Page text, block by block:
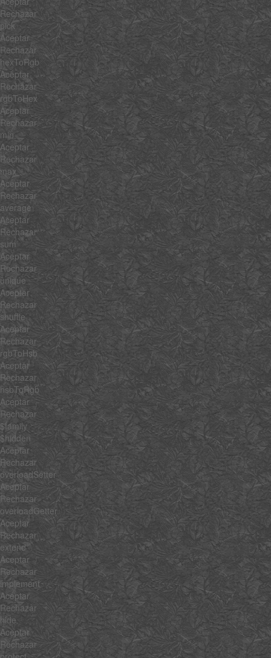
Rechazar
pick
Aceptar
Rechazar
hexToRgb
Aceptar
Rechazar
rgbToHex
Aceptar
Rechazar
min
Aceptar
Rechazar
max
Aceptar
Rechazar
average
Aceptar
Rechazar
sum
Aceptar
Rechazar
unique
Aceptar
Rechazar
shuffle
Aceptar
Rechazar
rgbToHsb
Aceptar
Rechazar
hsbToRgb
Aceptar
Rechazar
$family
$hidden
Aceptar
Rechazar
overloadSetter
Aceptar
Rechazar
overloadGetter
Aceptar
Rechazar
extend
Aceptar
Rechazar
implement
Aceptar
Rechazar
hide
Aceptar
Rechazar